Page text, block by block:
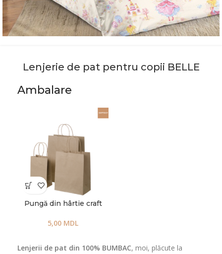
Lenjerie de pat pentru copii BELLE
Ambalare
Pungă din hârtie craft
5,00 MDL
Lenjerii de pat din 100% BUMBAC, moi, plăcute la